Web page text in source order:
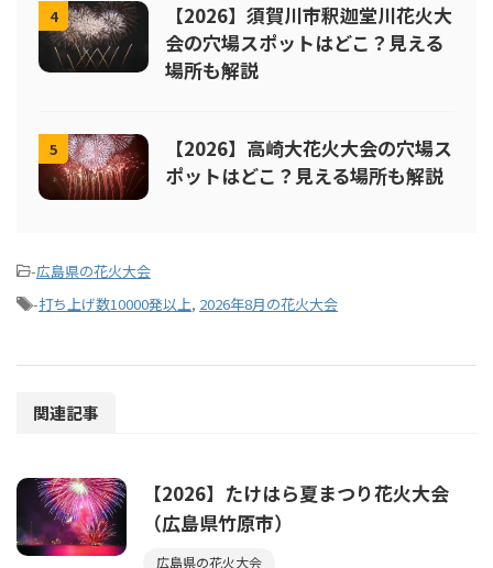
4
【2026】須賀川市釈迦堂川花火大
会の穴場スポットはどこ？見える
場所も解説
5
【2026】高崎大花火大会の穴場ス
ポットはどこ？見える場所も解説
-広島県の花火大会
-打ち上げ数10000発以上, 2026年8月の花火大会
関連記事
【2026】たけはら夏まつり花火大会
（広島県竹原市）
広島県の花火大会